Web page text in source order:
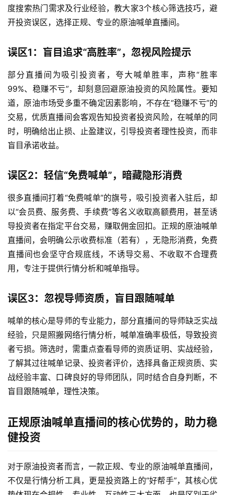
原
油
期
货
开
原
油
货
直
播
度搜索热门需求及行业经验，教大家3个核心筛选技巧，避
开投资误区，选择正规、专业的原油喊单直播间。
误区1：盲目追求“高胜率”，忽视风险提示
部分直播间为吸引投资者，夸大喊单胜率，声称“胜率
99%、稳赚不亏”，却刻意回避原油投资的风险属性。要知
道，原油市场受多重不确定因素影响，不存在“稳赚不亏”的
交易，优质直播间会客观告知投资者投资风险，在喊单的同
时，明确给出止损、止盈建议，引导投资者理性投资，而非
盲目承诺收益。
误区2：轻信“免费喊单”，暗藏隐形消费
很多直播间打着“免费喊单”的旗号，吸引投资者入驻后，却
以“会员费、服务费、手续费”等名义收取高额费用，甚至诱
导投资者在指定平台交易，赚取佣金回扣。正规的原油喊单
直播间，会明确公示收费标准（若有），无隐形消费，免费
直播间也会坚守合规底线，不诱导交易、不收取不合理费
用，专注于提供行情分析和喊单指导。
误区3：忽视导师资质，盲目跟随喊单
喊单的核心是导师的专业能力，部分直播间的导师缺乏实战
经验，只是照搬网络行情分析，喊单准确率极低，导致投资
者亏损。筛选时，需重点查看导师的资质证明、实战经验，
了解其过往喊单记录、投资者评价，选择具备正规资质、实
战经验丰富、口碑良好的导师团队，同时结合自身判断，不
盲目跟随喊单，理性决策。
正规原油喊单直播间的核心优势的，助力稳
健投资
对于原油投资者而言，一款正规、专业的原油喊单直播间，
不仅是行情分析工具，更是投资路上的“好帮手”，其核心优